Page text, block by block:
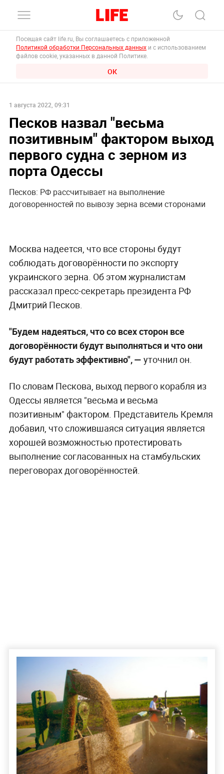
Посещая сайт life.ru, Вы соглашаетесь с приложенной
Политикой обработки Персональных данных и с использованием
файлов cookie, указанных в данной Политике.
ОК
1 августа 2022, 09:31
Песков назвал "весьма
позитивным" фактором выход
первого судна с зерном из
порта Одессы
Песков: РФ рассчитывает на выполнение
договоренностей по вывозу зерна всеми сторонами
Москва надеется, что все стороны будут
соблюдать договорённости по экспорту
украинского зерна. Об этом журналистам
рассказал пресс-секретарь президента РФ
Дмитрий Песков.
"Будем надеяться, что со всех сторон все
договорённости будут выполняться и что они
будут работать эффективно", — уточнил он.
По словам Пескова, выход первого корабля из
Одессы является "весьма и весьма
позитивным" фактором. Представитель Кремля
добавил, что сложившаяся ситуация является
хорошей возможностью протестировать
выполнение согласованных на стамбульских
переговорах договорённостей.